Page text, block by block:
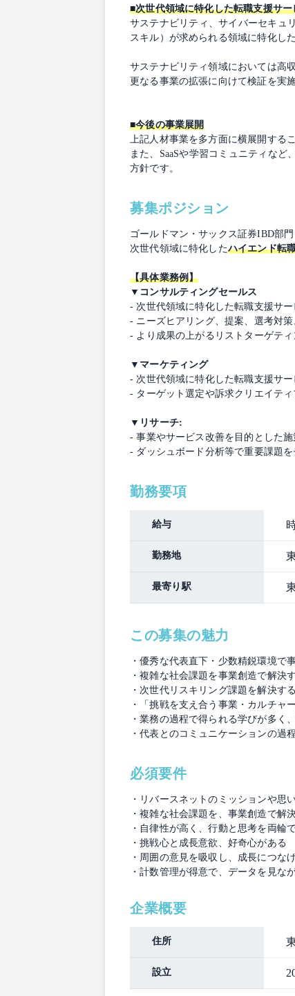
■次世代領域に特化した転職支援サ
サステナビリティ、サイバーセキュ
スキル）が求められる領域に特化し
サステナビリティ領域においては高
更なる事業の拡張に向けて検証を実
■今後の事業展開
上記人材事業を多方面に横展開する
また、SaaSや学習コミュニティな
方針です。
募集ポジション
ゴールドマン・サックス証券IBD部
次世代領域に特化したハイエンド転
【具体業務例】
▼コンサルティングセールス
- 次世代領域に特化した転職支援サ
- ニーズヒアリング、提案、選考対
- より成果の上がるリストターゲテ
▼マーケティング
- 次世代領域に特化した転職支援サ
- ターゲット選定や訴求クリエイテ
▼リサーチ:
- 事業やサービス改善を目的とした
- ダッシュボード分析等で重要課題
勤務要項
給与
勤務地
最寄り駅
この募集の魅力
・優秀な代表直下・少数精鋭環境で
・複雑な社会課題を事業創造で解決
・次世代リスキリング課題を解決す
・「挑戦を支え合う事業・カルチャ
・業務の過程で得られる学びが多く
・代表とのコミュニケーションの過
必須要件
・リバースネットのミッションや思
・複雑な社会課題を、事業創造で解
・自律性が高く、行動と思考を両輪
・挑戦心と成長意欲、好奇心がある
・周囲の意見を吸収し、成長につな
・計数管理が得意で、データを見な
企業概要
住所
設立